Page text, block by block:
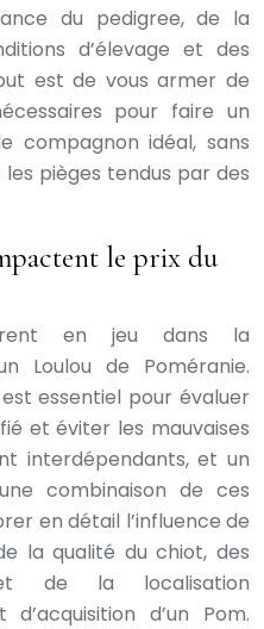
du pedigree, de la
d’élevage et des
est de vous armer de
pour faire un
compagnon idéal, sans
pièges tendus par des
le prix du
en jeu dans la
Loulou de Poméranie.
essentiel pour évaluer
et éviter les mauvaises
interdépendants, et un
combinaison de ces
en détail l’influence de
la qualité du chiot, des
et de la localisation
d’un Pom.